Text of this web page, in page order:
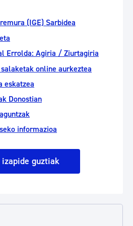
(IGE) Sarbidea
Errolda: Agiria / Ziurtagiria
online aurkeztea
eskatzea
Donostian
informazioa
guztiak